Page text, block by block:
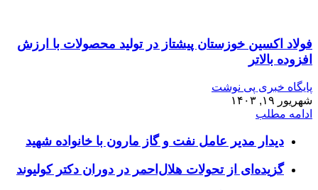
فولاد اکسین خوزستان پیشتاز در تولید محصولات با ارزش
افزوده بالاتر
پایگاه خبری پی نوشت
شهریور ۱۹, ۱۴۰۳
ادامه مطلب
دیدار مدیر عامل نفت و گاز مارون با خانواده شهید
گزیده‌ای از تحولات هلال‌احمر در دوران دکتر کولیوند